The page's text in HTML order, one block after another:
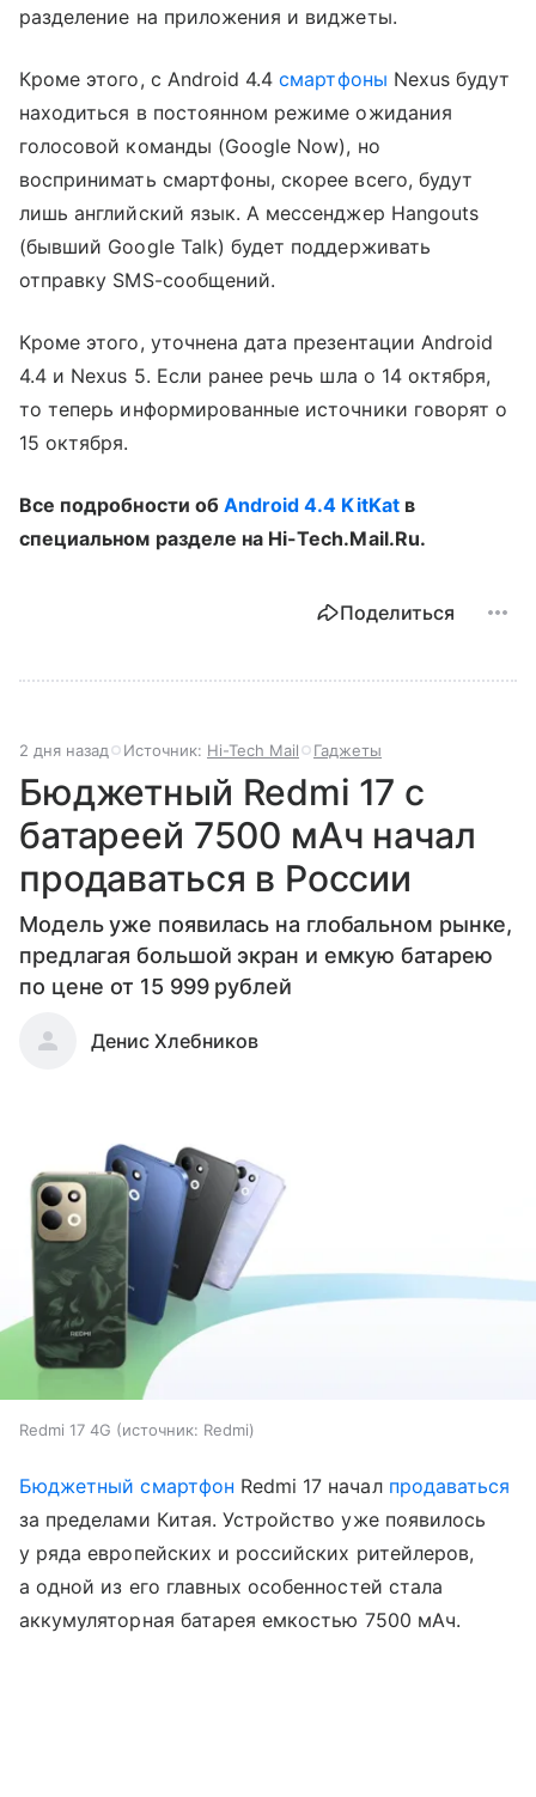
разделение на приложения и виджеты.
Кроме этого, с Android 4.4смартфоны Nexus будут
находиться в постоянном режиме ожидания
голосовой команды (Google Now), но
воспринимать смартфоны, скорее всего, будут
лишь английский язык. А мессенджер Hangouts
(бывший Google Talk) будет поддерживать
отправку SMS-сообщений.
Кроме этого, уточнена дата презентации Android
4.4 и Nexus 5. Если ранее речь шла о 14 октября,
то теперь информированные источники говорят о
15 октября.
Все подробности об Android 4.4 KitKatв
специальном разделе на Hi-Tech.Mail.Ru.
Поделиться
2 дня назад Источник: Hi-Tech Mail Гаджеты
Бюджетный Redmi 17 с
батареей 7500 мАч начал
продаваться в России
Модель уже появилась на глобальном рынке,
предлагая большой экран и емкую батарею
по цене от 15 999 рублей
Денис Хлебников
Redmi 17 4G источник: Redmi
Бюджетный смартфон Redmi 17 начал продаваться
за пределами Китая. Устройство уже появилось
у ряда европейских и российских ритейлеров,
а одной из его главных особенностей стала
аккумуляторная батарея емкостью 7500 мАч.